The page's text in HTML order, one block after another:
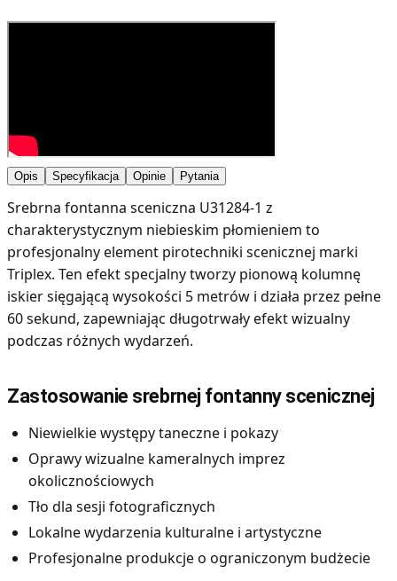
Opis Specyfikacja Opinie Pytania
Srebrna fontanna sceniczna U31284-1 z
charakterystycznym niebieskim płomieniem to
profesjonalny element pirotechniki scenicznej marki
Triplex. Ten efekt specjalny tworzy pionową kolumnę
iskier sięgającą wysokości 5 metrów i działa przez pełne
60 sekund, zapewniając długotrwały efekt wizualny
podczas różnych wydarzeń.
Zastosowanie srebrnej fontanny scenicznej
Niewielkie występy taneczne i pokazy
Oprawy wizualne kameralnych imprez
okolicznościowych
Tło dla sesji fotograficznych
Lokalne wydarzenia kulturalne i artystyczne
Profesjonalne produkcje o ograniczonym budżecie